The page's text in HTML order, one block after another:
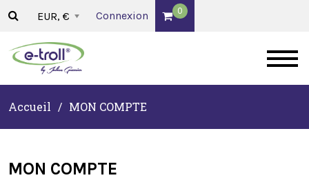
EUR, € Connexion 0
Accueil / MON COMPTE
MON COMPTE